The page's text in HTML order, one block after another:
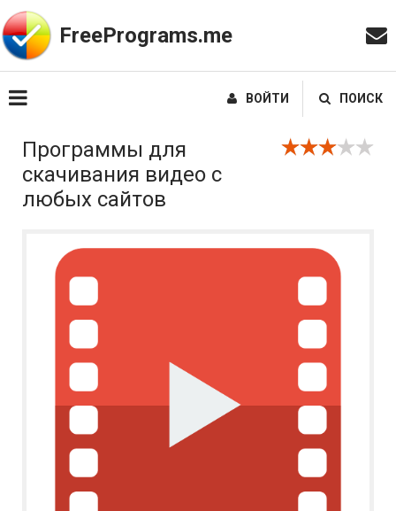
FreePrograms.me
ВОЙТИ ПОИСК
Программы для
скачивания видео с
любых сайтов